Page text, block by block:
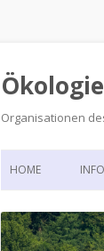
Organisationen
HOME INFO